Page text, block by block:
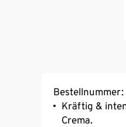
Bestellnummer:
Kräftig &
Crema.